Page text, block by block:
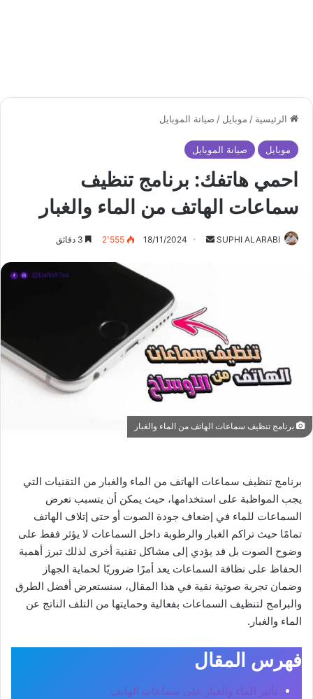
الرئيسية / موبايل / صيانة الموبايل
موبايل صيانة الموبايل
احمي هاتفك: برنامج تنظيف
سماعات الهاتف من الماء والغبار
SUPHI ALARABI
أرسل 18/11/2024 2٬555
برنامج تنظيف سماعات الهاتف من الماء والغبار
برنامج تنظيف سماعات الهاتف من الماء والغبار من التقنيات التي
يجب المواظبة على استخدامها، حيث يمكن أن يتسبب تعرض
السماعات للماء في إضعاف جودة الصوت أو حتى إتلاف الهاتف
تمامًا حيث تراكم الغبار والرطوبة داخل السماعات لا يؤثر فقط على
وضوح الصوت بل قد يؤدي إلى مشاكل تقنية أخرى لذلك تبرز أهمية
الحفاظ على نظافة السماعات يعد أمرًا ضروريًا لحماية الجهاز
وضمان تجربة صوتية نقية في هذا المقال، سنستعرض أفضل الطرق
والبرامج لتنظيف السماعات بفعالية وحمايتها من التلف الناتج عن
الماء والغبار.
فهرس المقال
تأثير الماء والغبار على سماعات الهاتف